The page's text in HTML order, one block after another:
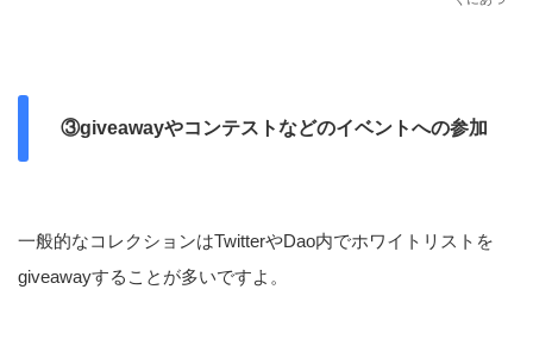
③giveawayやコンテストなどのイベントへの参加
一般的なコレクションはTwitterやDao内でホワイトリストを
giveawayすることが多いですよ。